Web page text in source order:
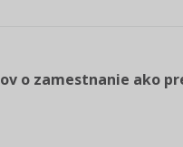
o zamestnanie ako